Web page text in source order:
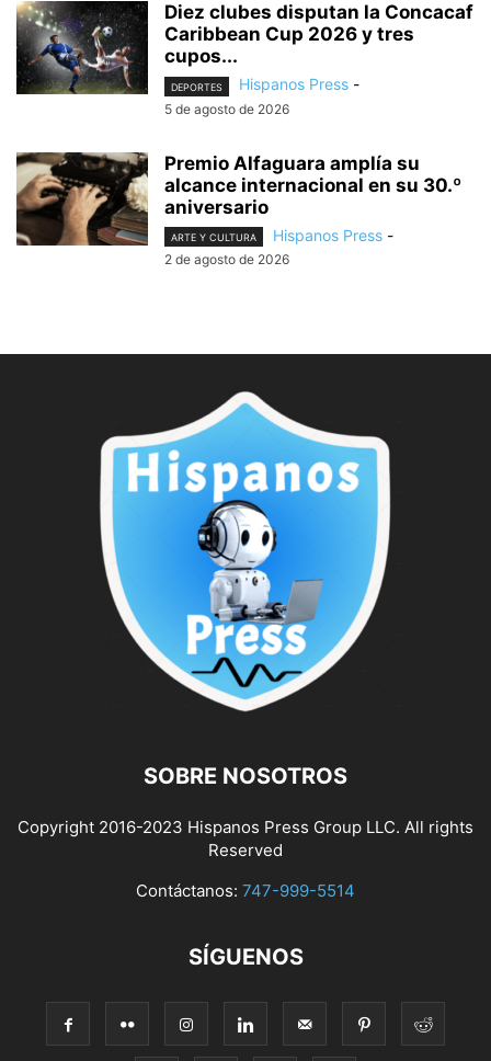
Diez clubes disputan la Concacaf
Caribbean Cup 2026 y tres
cupos...
DEPORTES Hispanos Press -
5 de agosto de 2026
Premio Alfaguara amplía su
alcance internacional en su 30.º
aniversario
ARTE Y CULTURA Hispanos Press -
2 de agosto de 2026
SOBRE NOSOTROS
Copyright 2016-2023 Hispanos Press Group LLC. All rights
Reserved
Contáctanos: 747-999-5514
SÍGUENOS